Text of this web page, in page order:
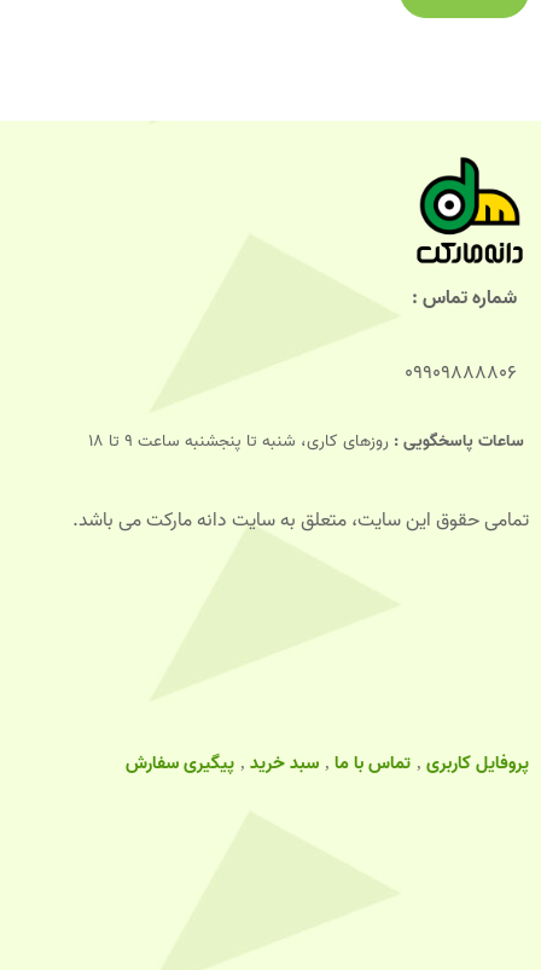
شماره تماس :
09909888806
ساعات پاسخگویی : روزهای کاری، شنبه تا پنجشنبه ساعت 9 تا 18
تمامی حقوق این سایت، متعلق به سایت دانه مارکت می باشد.
پروفایل کاربری تماس با ما سبد خرید پیگیری سفارش